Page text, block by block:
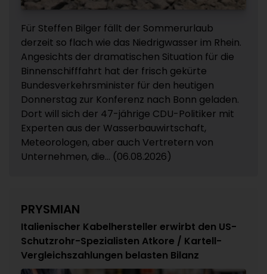
Für Steffen Bilger fällt der Sommerurlaub
derzeit so flach wie das Niedrigwasser im Rhein.
Angesichts der dramatischen Situation für die
Binnenschifffahrt hat der frisch gekürte
Bundesverkehrsminister für den heutigen
Donnerstag zur Konferenz nach Bonn geladen.
Dort will sich der 47-jährige CDU-Politiker mit
Experten aus der Wasserbauwirtschaft,
Meteorologen, aber auch Vertretern von
Unternehmen, die... (06.08.2026)
PRYSMIAN
Italienischer Kabelhersteller erwirbt den US-
Schutzrohr-Spezialisten Atkore / Kartell-
Vergleichszahlungen belasten Bilanz